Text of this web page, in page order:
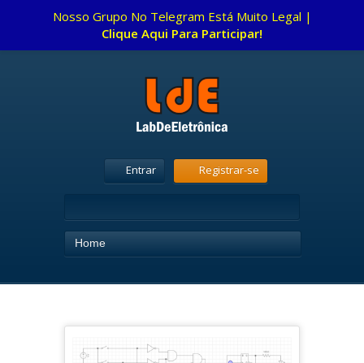
Entrar Registrar-se
Home
Nosso Grupo No Telegram Está Muito Legal |
Clique Aqui Para Participar!